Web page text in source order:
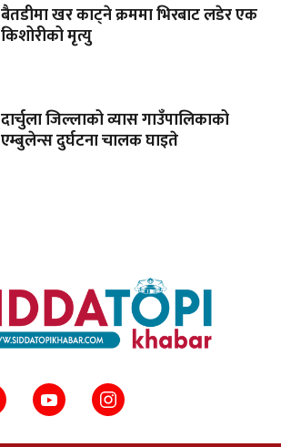
बैतडीमा खर काट्ने क्रममा भिरबाट लडेर एक
किशोरीको मृत्यु
दार्चुला जिल्लाको व्यास गाउँपालिकाको
एम्बुलेन्स दुर्घटना चालक घाइते